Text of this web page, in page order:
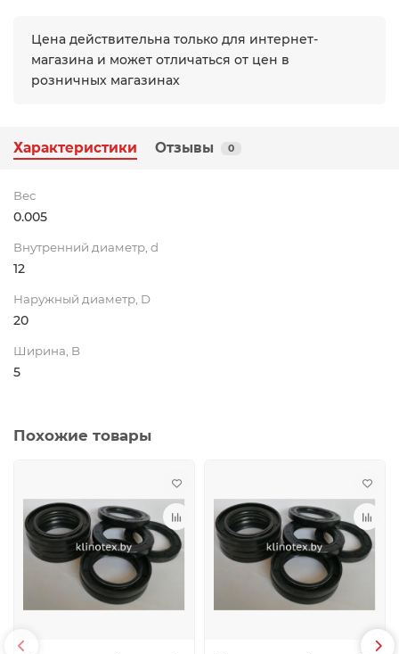
Цена действительна только для интернет-
магазина и может отличаться от цен в
розничных магазинах
Характеристики Отзывы 0
Вес
0.005
Внутренний диаметр, d
12
Наружный диаметр, D
20
Ширина, B
5
Похожие товары